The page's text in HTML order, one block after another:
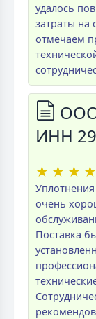
удалось
затраты на
отмечаем
ИНН
★ ★ ★ ★
очень
Поставка